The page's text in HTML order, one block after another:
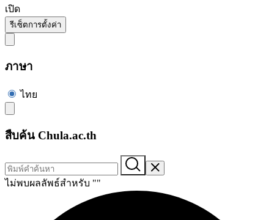
เปิด
รีเซ็ตการตั้งค่า
ภาษา
ไทย
สืบค้น Chula.ac.th
ไม่พบผลลัพธ์สำหรับ ""